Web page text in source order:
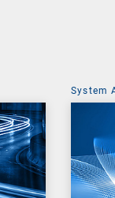
System